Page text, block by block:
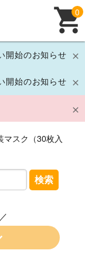
開始のお知らせ
開始のお知らせ
0
マスク（30枚入
検索